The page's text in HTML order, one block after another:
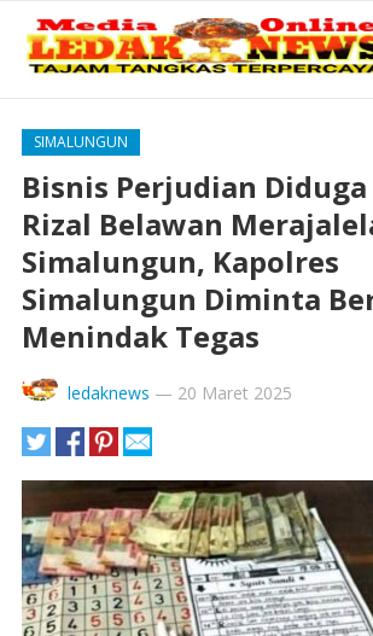
SIMALUNGUN
Bisnis Perjudian
Rizal Belawan
Simalungun, Kapolres
Simalungun Diminta
Menindak Tegas
ledaknews — 20 Maret 2025